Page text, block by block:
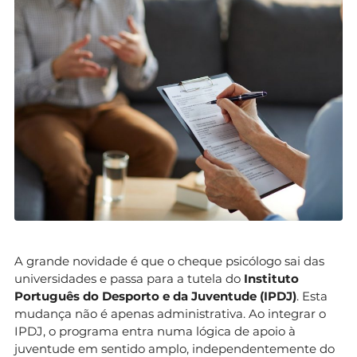
A grande novidade é que o cheque psicólogo sai das
universidades e passa para a tutela do Instituto
Português do Desporto e da Juventude (IPDJ). Esta
mudança não é apenas administrativa. Ao integrar o
IPDJ, o programa entra numa lógica de apoio à
juventude em sentido amplo, independentemente do